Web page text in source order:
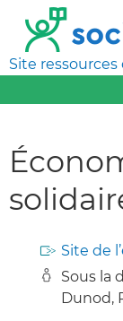
Site ressources
Site de
Sous la
Dunod,